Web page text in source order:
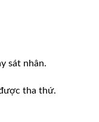
sát nhân.
tha thứ.